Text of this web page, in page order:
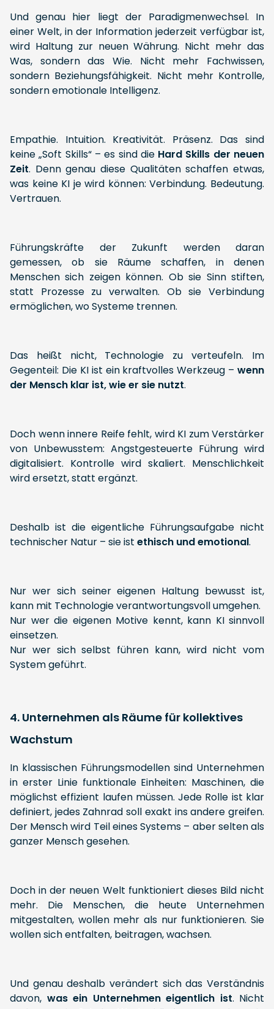
Und genau hier liegt der Paradigmenwechsel. In
einer Welt, in der Information jederzeit verfügbar ist,
wird Haltung zur neuen Währung. Nicht mehr das
Was, sondern das Wie. Nicht mehr Fachwissen,
sondern Beziehungsfähigkeit. Nicht mehr Kontrolle,
sondern emotionale Intelligenz.
Empathie. Intuition. Kreativität. Präsenz. Das sind
keine „Soft Skills“ – es sind die Hard Skills der neuen
Zeit. Denn genau diese Qualitäten schaffen etwas,
was keine KI je wird können: Verbindung. Bedeutung.
Vertrauen.
Führungskräfte der Zukunft werden daran
gemessen, ob sie Räume schaffen, in denen
Menschen sich zeigen können. Ob sie Sinn stiften,
statt Prozesse zu verwalten. Ob sie Verbindung
ermöglichen, wo Systeme trennen.
Das heißt nicht, Technologie zu verteufeln. Im
Gegenteil: Die KI ist ein kraftvolles Werkzeug – wenn
der Mensch klar ist, wie er sie nutzt.
Doch wenn innere Reife fehlt, wird KI zum Verstärker
von Unbewusstem: Angstgesteuerte Führung wird
digitalisiert. Kontrolle wird skaliert. Menschlichkeit
wird ersetzt, statt ergänzt.
Deshalb ist die eigentliche Führungsaufgabe nicht
technischer Natur – sie ist ethisch undemotional.
Nur wer sich seiner eigenen Haltung bewusst ist,
kann mit Technologie verantwortungsvoll umgehen.
Nur wer die eigenen Motive kennt, kann KI sinnvoll
einsetzen.
Nur wer sich selbst führen kann, wird nicht vom
System geführt.
4. Unternehmen als Räume für kollektives
Wachstum
In klassischen Führungsmodellen sind Unternehmen
in erster Linie funktionale Einheiten: Maschinen, die
möglichst effizient laufen müssen. Jede Rolle ist klar
definiert, jedes Zahnrad soll exakt ins andere greifen.
Der Mensch wird Teil eines Systems – aber selten als
ganzer Mensch gesehen.
Doch in der neuen Welt funktioniert dieses Bild nicht
mehr. Die Menschen, die heute Unternehmen
mitgestalten, wollen mehr als nur funktionieren. Sie
wollen sich entfalten, beitragen, wachsen.
Und genau deshalb verändert sich das Verständnis
davon, was ein Unternehmen eigentlich ist. Nicht